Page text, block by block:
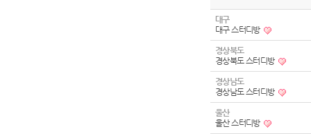
대구
대구 스터디방
경상북도
경상북도 스터디방
경상남도
경상남도 스터디방
울산
울산 스터디방